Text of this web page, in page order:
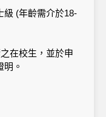
級 (年齡需介於18-
在校生，並於申
。